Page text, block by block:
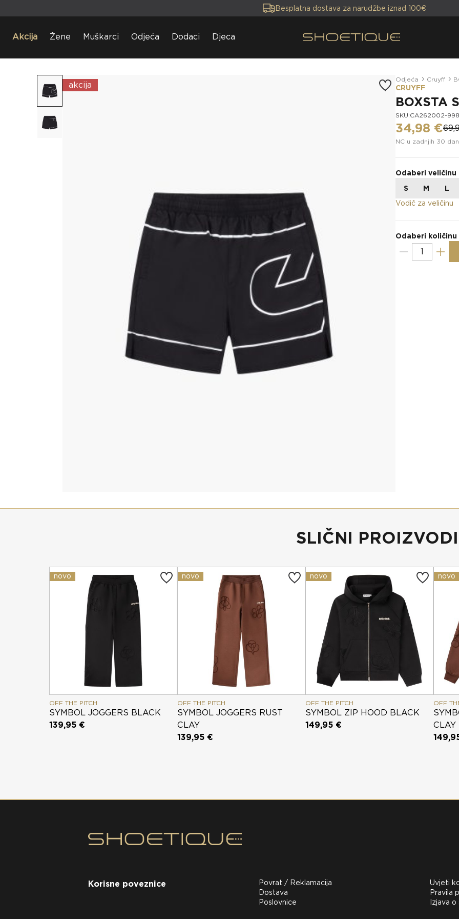
Besplatna dostava za narudžbe iznad 100€
Akcija Žene Muškarci Odjeća Dodaci Djeca
akcija
Odjeća Cruyff
CRUYFF
BOXSTA
SKU:CA262002-998
34,98 €
NC u zadnjih 30
Odaberi veličinu
S
M
L
Vodič za veličinu
Odaberi količinu
SLIČNI PROIZVODI
novo
OFF THE PITCH
SYMBOL JOGGERS BLACK
139,95 €
novo
OFF THE PITCH
SYMBOL JOGGERS RUST
CLAY
139,95 €
novo
OFF THE PITCH
SYMBOL ZIP HOOD BLACK
149,95 €
novo
OFF
CLAY
Korisne poveznice
Povrat / Reklamacija
Dostava
Poslovnice
Uvjeti
Pravila
Izjava o